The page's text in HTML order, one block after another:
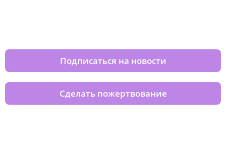
Подписаться на новости
Сделать пожертвование